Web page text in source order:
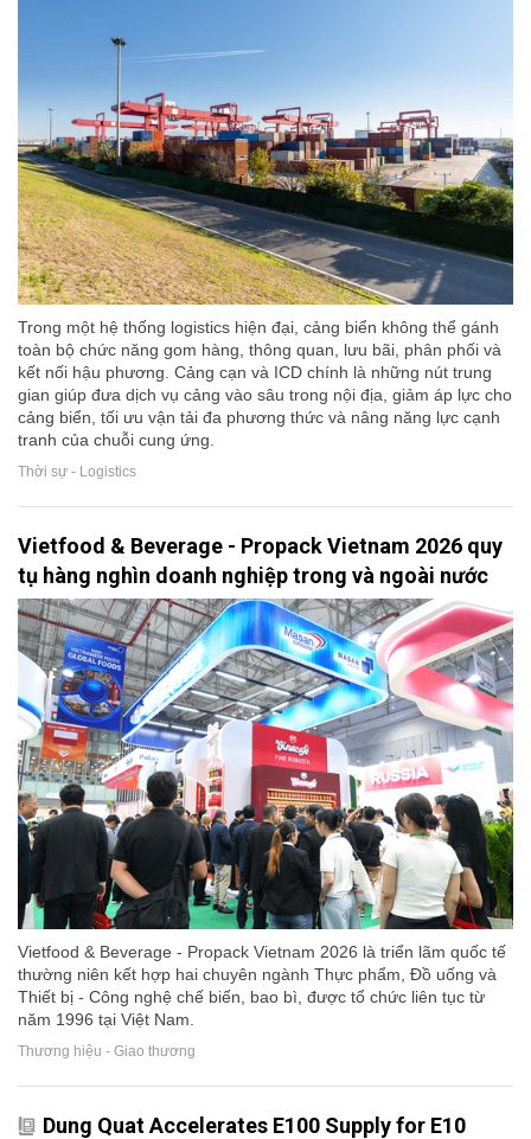
Trong một hệ thống logistics hiện đại, cảng biển không thể gánh
toàn bộ chức năng gom hàng, thông quan, lưu bãi, phân phối và
kết nối hậu phương. Cảng cạn và ICD chính là những nút trung
gian giúp đưa dịch vụ cảng vào sâu trong nội địa, giảm áp lực cho
cảng biển, tối ưu vận tải đa phương thức và nâng năng lực cạnh
tranh của chuỗi cung ứng.
Thời sự - Logistics
Vietfood & Beverage - Propack Vietnam 2026 quy
tụ hàng nghìn doanh nghiệp trong và ngoài nước
Vietfood & Beverage - Propack Vietnam 2026 là triển lãm quốc tế
thường niên kết hợp hai chuyên ngành Thực phẩm, Đồ uống và
Thiết bị - Công nghệ chế biến, bao bì, được tổ chức liên tục từ
năm 1996 tại Việt Nam.
Thương hiệu - Giao thương
Dung Quat Accelerates E100 Supply for E10